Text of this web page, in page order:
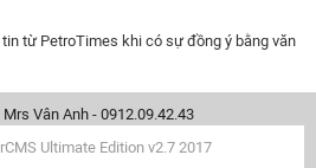
từ PetroTimes khi có sự đồng ý bằng văn
Vân Anh - 0912.09.42.43
Ultimate Edition v2.7 2017